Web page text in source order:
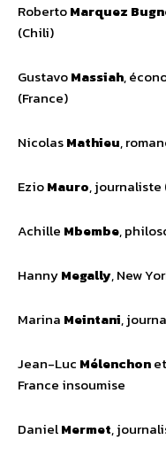
RobertoMarquez
(Chili)
GustavoMassiah,
(France)
NicolasMathieu,
EzioMauro, journaliste
Achille Mbembe,
HannyMegally, New
Marina Meintani,
Jean-Luc Mélenchon
France insoumise
DanielMermet,